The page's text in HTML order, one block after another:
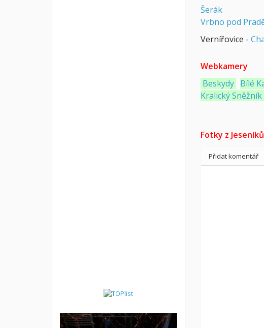
Šerák
Vrbno pod
Vernířovice -
Webkamery
Beskydy
Bílé
Kralický Sněžník
Fotky z Jeseníků
Přidat komentář